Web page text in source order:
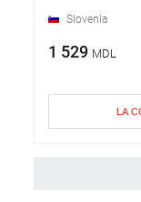
Slovenia
1 529 MDL
LA